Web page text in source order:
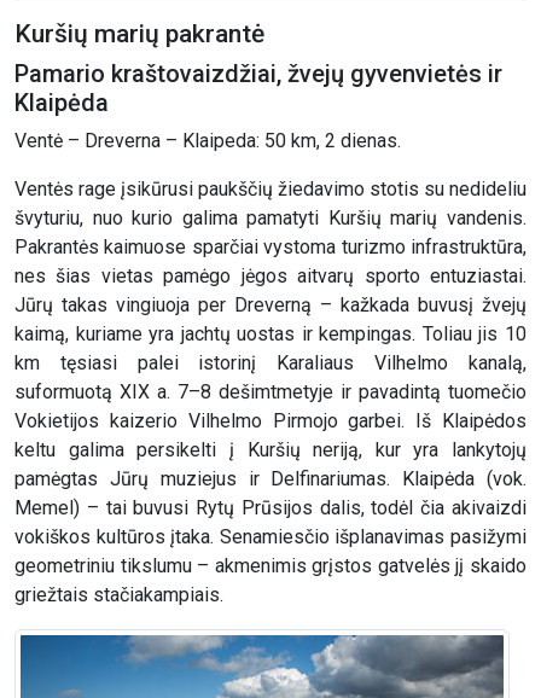
Kuršių marių pakrantė
Pamario kraštovaizdžiai, žvejų gyvenvietės ir
Klaipėda
Ventė – Dreverna – Klaipeda: 50 km, 2 dienas.
Ventės rage įsikūrusi paukščių žiedavimo stotis su nedideliu
švyturiu, nuo kurio galima pamatyti Kuršių marių vandenis.
Pakrantės kaimuose sparčiai vystoma turizmo infrastruktūra,
nes šias vietas pamėgo jėgos aitvarų sporto entuziastai.
Jūrų takas vingiuoja per Dreverną – kažkada buvusį žvejų
kaimą, kuriame yra jachtų uostas ir kempingas. Toliau jis 10
km tęsiasi palei istorinį Karaliaus Vilhelmo kanalą,
suformuotą XIX a. 7–8 dešimtmetyje ir pavadintą tuomečio
Vokietijos kaizerio Vilhelmo Pirmojo garbei. Iš Klaipėdos
keltu galima persikelti į Kuršių neriją, kur yra lankytojų
pamėgtas Jūrų muziejus ir Delfinariumas. Klaipėda (vok.
Memel) – tai buvusi Rytų Prūsijos dalis, todėl čia akivaizdi
vokiškos kultūros įtaka. Senamiesčio išplanavimas pasižymi
geometriniu tikslumu – akmenimis grįstos gatvelės jį skaido
griežtais stačiakampiais.